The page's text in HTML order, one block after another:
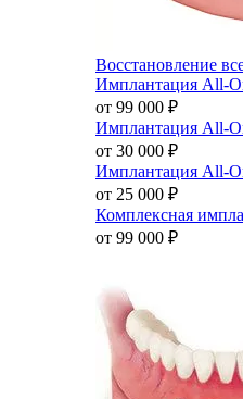
Восстановление
Имплантация All-
от 99 000 ₽
Имплантация All-
от 30 000 ₽
Имплантация All-
от 25 000 ₽
Комплексная
от 99 000 ₽